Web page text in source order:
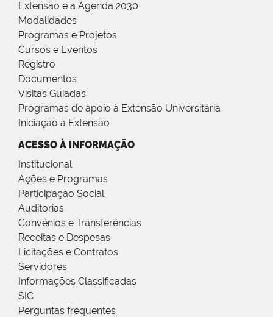
Extensão e a Agenda 2030
Modalidades
Programas e Projetos
Cursos e Eventos
Registro
Documentos
Visitas Guiadas
Programas de apoio à Extensão Universitária
Iniciação à Extensão
ACESSO À INFORMAÇÃO
Institucional
Ações e Programas
Participação Social
Auditorias
Convênios e Transferências
Receitas e Despesas
Licitações e Contratos
Servidores
Informações Classificadas
SIC
Perguntas frequentes